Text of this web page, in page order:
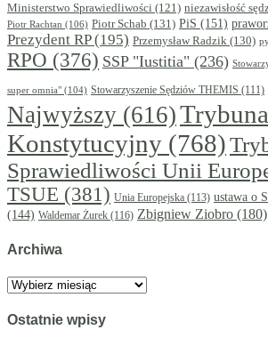
Ministerstwo Sprawiedliwości (121) niezawisłość
Piotr Rachtan (106) Piotr Schab (131) PiS (151)
Prezydent RP(195) Przemysław Radzik (130)
RPO (376) SSP "Iustitia" (236)
super omnia" (104) Stowarzyszenie Sędziów THEMIS (111)
Najwyższy (616)
Konstytucyjny (768)
Sprawiedliwości Unii
TSUE (381) Unia Europejska (113) ustawa o
(144) Waldemar Żurek (116) Zbigniew Ziobro (180)
Archiwa
Archiwa
Ostatnie wpisy